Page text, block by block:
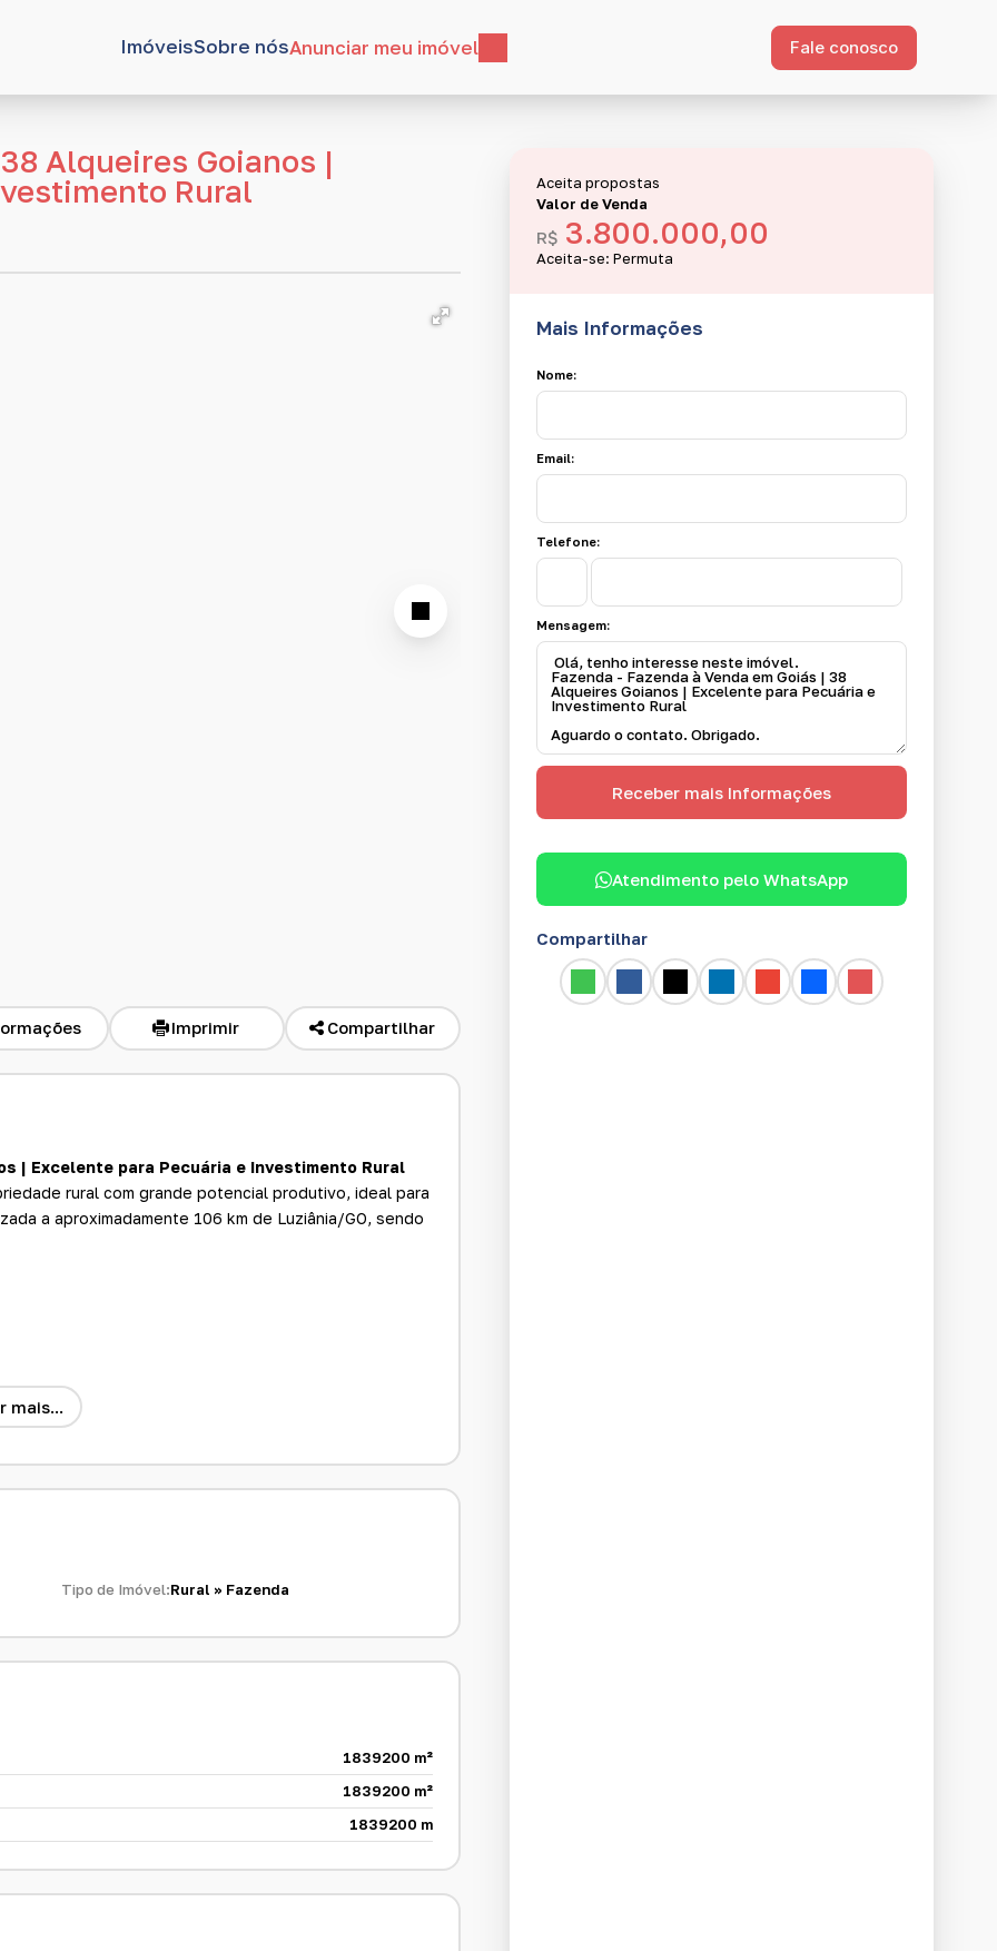
Fale conosco
Anunciar meu imóvel
Sobre nós
Imóveis
Alqueires Goianos |
Rural
Imprimir Compartilhar
| Excelente para Pecuária e Investimento Rural
rural com grande potencial produtivo, ideal para
a aproximadamente 106 km de Luziânia/GO, sendo
mais...
Tipo de Imóvel:Rural » Fazenda
1839200 m²
1839200 m²
1839200 m
R$3.800.000,00
Valor de Venda
Aceita-se: Permuta
Aceita propostas
Mais Informações
Nome:
Email:
Telefone:
Mensagem:
Atendimento pelo WhatsApp
Compartilhar